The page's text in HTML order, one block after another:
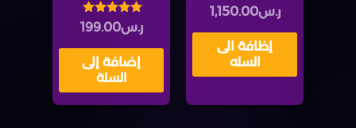
تم التقييم
5.00 ر.س1,150.00
إظافة الى
السله
تم التقييم
4.88ر.س199.00
إضافة إلى
السلة